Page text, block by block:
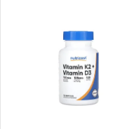
lepší vstřebávání60...